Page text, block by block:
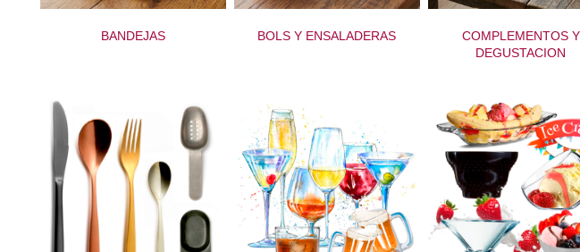
BANDEJAS BOLS Y ENSALADERAS
COMPLEMENTOS Y
DEGUSTACION